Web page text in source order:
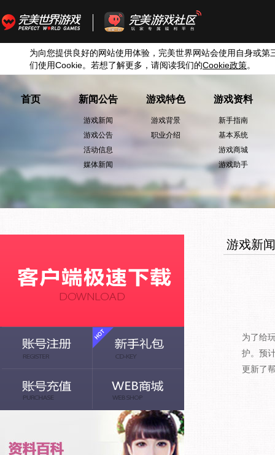
为向您提供良好的网站使用体验，完美世界网站会使用自身或第
们使用Cookie。若想了解更多，请阅读我们的Cookie政策。
首页 新闻公告
游戏新闻
游戏公告
活动信息
媒体新闻
游戏特色
游戏背景
职业介绍
游戏资料
新手指南
基本系统
游戏商城
游戏助手
游戏新闻
为了给
护。预
更新了